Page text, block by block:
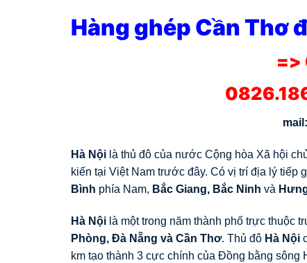
Hàng ghép Cần Thơ
=>
mail:
Hà Nội là thủ đô của nước Cộng hòa Xã hội
kiến tại Việt Nam trước đây. Có vị trí địa lý tiếp
Bình phía Nam, Bắc Giang, Bắc Ninh và
Hà Nội là một trong năm thành phố trực thuộc
Phòng, Đà Nẵng và Cần Thơ. Thủ đô Hà Nội
km tạo thành 3 cực chính của Đồng bằng sông